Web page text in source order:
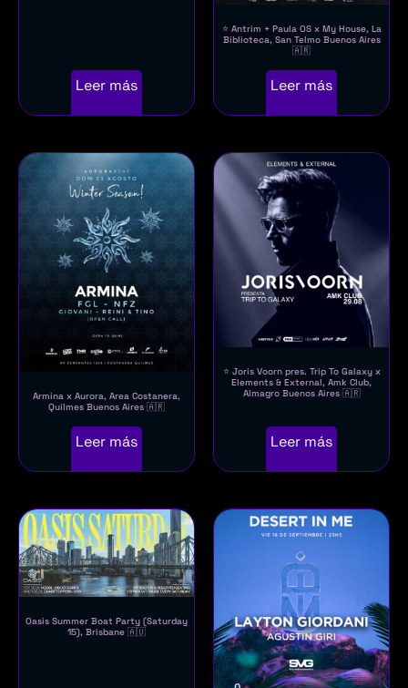
Leer más
⭐ Antrim + Paula OS x My House, La
Biblioteca, San Telmo Buenos Aires
🇦🇷
Leer más
Armina x Aurora, Area Costanera,
Quilmes Buenos Aires 🇦🇷
Leer más
⭐ Joris Voorn pres. Trip To Galaxy x
Elements & External, Amk Club,
Almagro Buenos Aires 🇦🇷
Leer más
Oasis Summer Boat Party (Saturday
15), Brisbane 🇦🇺